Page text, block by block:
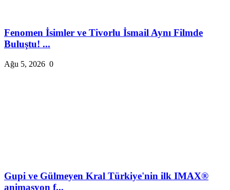
Fenomen İsimler ve Tivorlu İsmail Aynı Filmde
Buluştu! ...
Ağu 5, 2026 0
Gupi ve Gülmeyen Kral Türkiye'nin ilk IMAX®
animasyon f...